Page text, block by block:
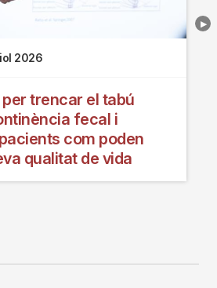
2026
trencar el tabú
fecal i
com poden
qualitat de vida